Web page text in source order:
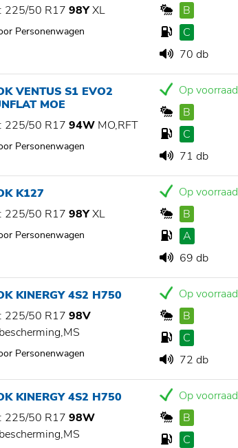
225/50 R1798YXL
Personenwagen
B
C
70 db
VENTUS S1 EVO2
MOE
225/50 R1794W MO,RFT
Personenwagen
Op voorraad
B
C
71 db
K127
225/50 R1798YXL
Personenwagen
Op voorraad
B
A
69 db
KINERGY 4S2 H750
225/50 R1798V
Personenwagen
Op voorraad
B
C
72 db
KINERGY 4S2 H750
225/50 R1798W
Op voorraad
B
C